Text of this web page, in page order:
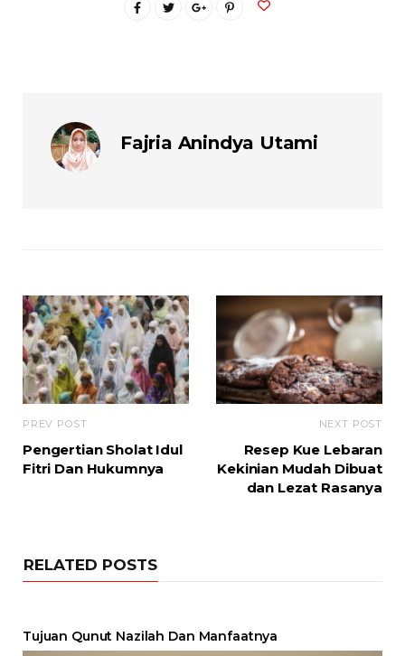
Fajria Anindya Utami
PREV POST
Pengertian Sholat Idul
Fitri Dan Hukumnya
NEXT POST
Resep Kue Lebaran
Kekinian Mudah Dibuat
dan Lezat Rasanya
RELATED POSTS
Tujuan Qunut Nazilah Dan Manfaatnya